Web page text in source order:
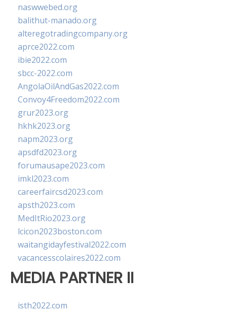
naswwebed.org
balithut-manado.org
alteregotradingcompany.org
aprce2022.com
ibie2022.com
sbcc-2022.com
AngolaOilAndGas2022.com
Convoy4Freedom2022.com
grur2023.org
hkhk2023.org
napm2023.org
apsdfd2023.org
forumausape2023.com
imkl2023.com
careerfaircsd2023.com
apsth2023.com
MedItRio2023.org
lcicon2023boston.com
waitangidayfestival2022.com
vacancesscolaires2022.com
MEDIA PARTNER II
isth2022.com